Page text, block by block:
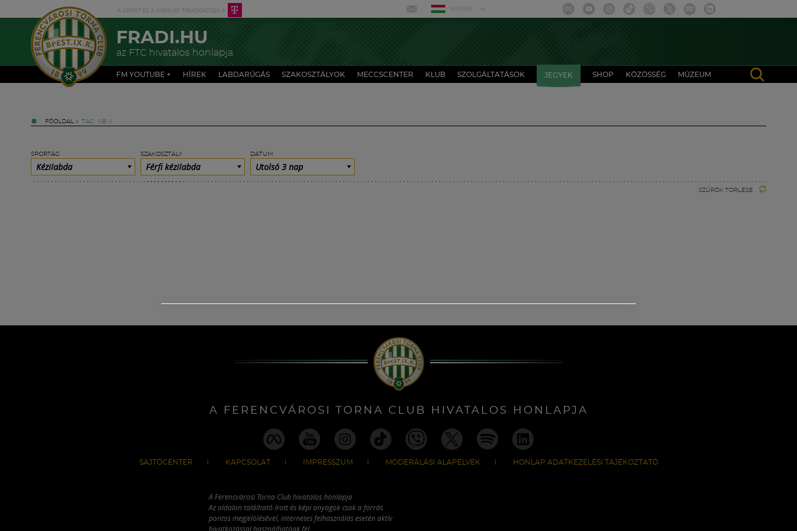
MAGYAR
FRADI.HU
az FTC hivatalos honlapja
FM YOUTUBE + HÍREK LABDARÚGÁS SZAKOSZTÁLYOK MECCSCENTER KLUB SZOLGÁLTATÁSOK JEGYEK SHOP KÖZÖSSÉG MÚZEUM
FŐOLDAL » TAG: NB II
SPORTÁG
Kézilabda
SZAKOSZTÁLY
Férfi kézilabda
DÁTUM
Utolsó 3 nap
SZŰRŐK TÖRLÉSE
A FERENCVÁROSI TORNA CLUB HIVATALOS HONLAPJA
SAJTÓCENTER KAPCSOLAT IMPRESSZUM MODERÁLÁSI ALAPELVEK HONLAP ADATKEZELÉSI TÁJÉKOZTATÓ
A Ferencvárosi Torna Club hivatalos honlapja
Az oldalon található írott és képi anyagok csak a forrás
pontos megjelölésével, internetes felhasználás esetén aktív
hivatkozással használhatóak fel.